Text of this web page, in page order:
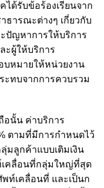
ด้รับข้อร้องเรียนจาก
ธารณะต่างๆ เกี่ยวกับ
ปัญหาการให้บริการ
ะผู้ให้บริการ
บหมายให้หน่วยงาน
ทบจากการควบรวม
อนั้น ค่าบริการ
ตามที่มีการกำหนดไว้
มลูกค้าแบบเติมเงิน
เคลื่อนที่กลุ่มใหญ่ที่สุด
ท์เคลื่อนที่ และเป็นก